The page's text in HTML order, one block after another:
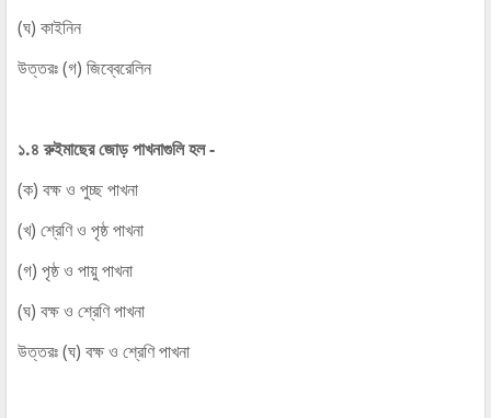
(ঘ) কাইনিন
উত্তরঃ (গ) জিব্বেরেলিন
১.৪ রুইমাছের জোড় পাখনাগুলি হল -
(ক) বক্ষ ও পুচ্ছ পাখনা
(খ) শ্রেণি ও পৃষ্ঠ পাখনা
(গ) পৃষ্ঠ ও পায়ু পাখনা
(ঘ) বক্ষ ও শ্রেণি পাখনা
উত্তরঃ (ঘ) বক্ষ ও শ্রেণি পাখনা